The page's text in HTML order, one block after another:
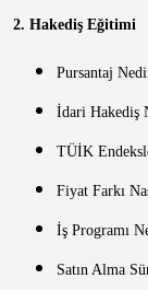
2. Hakediş Eğitimi
Pursantaj
İdari Hakediş
TÜİK
Fiyat Farkı
İş Programı
Satın Alma